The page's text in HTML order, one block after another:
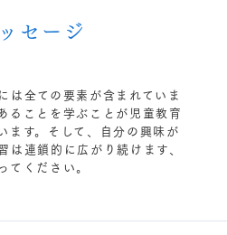
セージ
は全ての要素が含まれていま
ることを学ぶことが児童教育
ます。そして、自分の興味が
は連鎖的に広がり続けます、
ください。